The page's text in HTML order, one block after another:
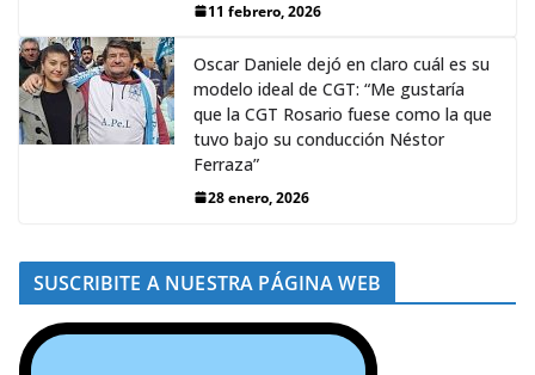
11 febrero, 2026
Oscar Daniele dejó en claro cuál es su
modelo ideal de CGT: “Me gustaría
que la CGT Rosario fuese como la que
tuvo bajo su conducción Néstor
Ferraza”
28 enero, 2026
SUSCRIBITE A NUESTRA PÁGINA WEB